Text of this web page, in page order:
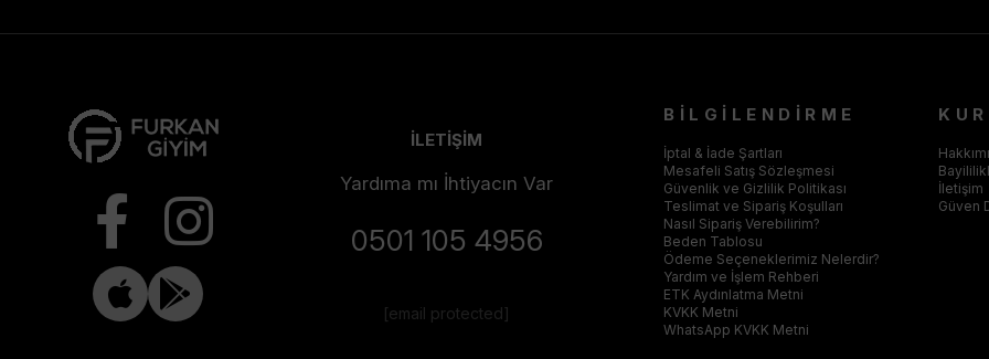
İLETİŞİM
Yardıma mı İhtiyacın Var
0501 105 4956
[email protected]
BİLGİLENDİRME
İptal & İade Şartları
Mesafeli Satış Sözleşmesi
Güvenlik ve Gizlilik Politikası
Teslimat ve Sipariş Koşulları
Nasıl Sipariş Verebilirim?
Beden Tablosu
Ödeme Seçeneklerimiz Nelerdir?
Yardım ve İşlem Rehberi
ETK Aydınlatma Metni
KVKK Metni
WhatsApp KVKK Metni
İletişim
Güven